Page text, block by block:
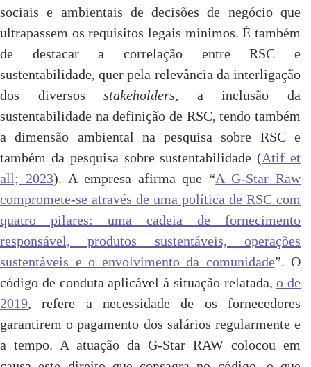
sociais e ambientais de decisões de negócio que
ultrapassem os requisitos legais mínimos. É também
de destacar a correlação entre RSC e
sustentabilidade, quer pela relevância da interligação
dos diversosstakeholders, a inclusão da
sustentabilidade na definição de RSC, tendo também
a dimensão ambiental na pesquisa sobre RSC e
também da pesquisa sobre sustentabilidade (Atif et
all; 2023). A empresa afirma que “A G-Star Raw
compromete-se através de uma política de RSC com
quatro pilares: uma cadeia de fornecimento
responsável, produtos sustentáveis, operações
sustentáveis e o envolvimento da comunidade”. O
código de conduta aplicável à situação relatada,o de
2019, refere a necessidade de os fornecedores
garantirem o pagamento dos salários regularmente e
a tempo. A atuação da G-Star RAW colocou em